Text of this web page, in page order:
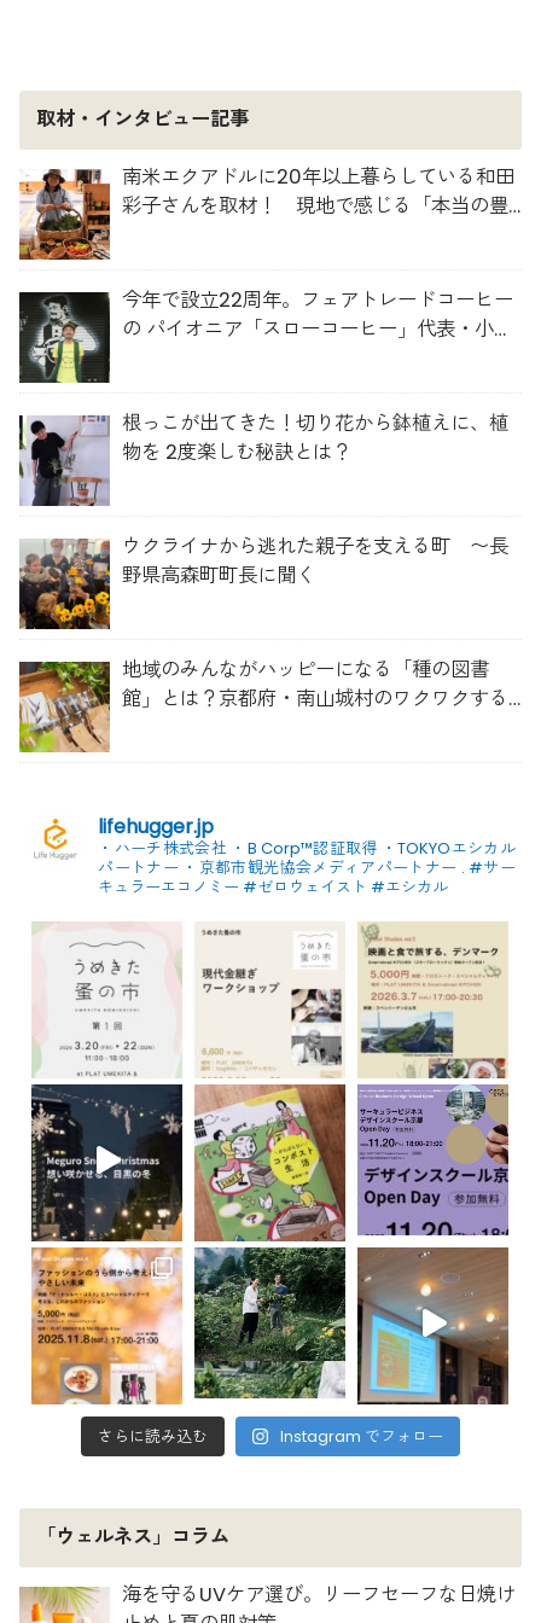
取材・インタビュー記事
南米エクアドルに20年以上暮らしている和田
彩子さんを取材！ 現地で感じる「本当の豊
今年で設立22周年。フェアトレードコーヒー
の パイオニア「スローコーヒー」代表・小澤
根っこが出てきた！切り花から鉢植えに、植
物を 2度楽しむ秘訣とは？
ウクライナから逃れた親子を支える町 〜長
野県高森町町長に聞く
地域のみんながハッピーになる「種の図書
館」とは？京都府・南山城村のワクワクする
lifehugger.jp
・ハーチ株式会社 ・B Corp™認証取得 ・TOKYOエシカル
パートナー ・京都市観光協会メディアパートナー . #サー
キュラーエコノミー #ゼロウェイスト #エシカル
さらに読み込む Instagram でフォロー
「ウェルネス」コラム
海を守るUVケア選び。リーフセーフな日焼け